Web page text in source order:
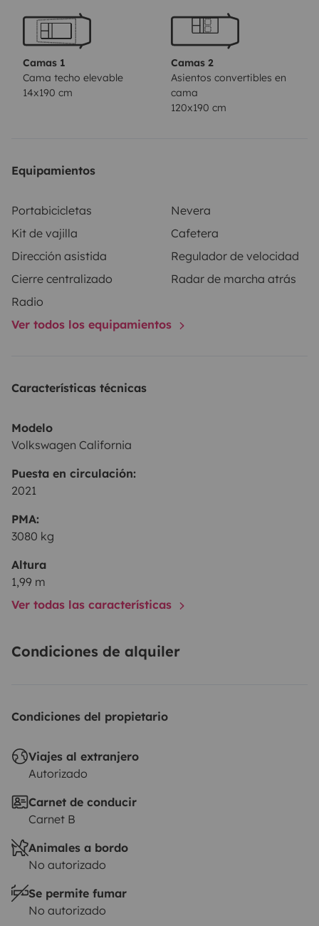
-matelas à mémoire de forme
-douche chaude
-plancha extérieure à gaz
-store avec éclairage led
Préférance pour une location à 100kms/ jour
Camas 1
Cama techo elevable
14x190 cm
Camas 2
Asientos convertibles en
cama
120x190 cm
Equipamientos
Portabicicletas
Nevera
Kit de vajilla
Cafetera
Dirección asistida
Regulador de velocidad
Cierre centralizado
Radar de marcha atrás
Radio
Ver todos los equipamientos
Características técnicas
Modelo
Volkswagen California
Puesta en circulación:
2021
PMA:
3080 kg
Altura
1,99 m
Ver todas las características
Condiciones de alquiler
Condiciones del propietario
Viajes al extranjero
Autorizado
Carnet de conducir
Carnet B
Animales a bordo
No autorizado
Se permite fumar
No autorizado